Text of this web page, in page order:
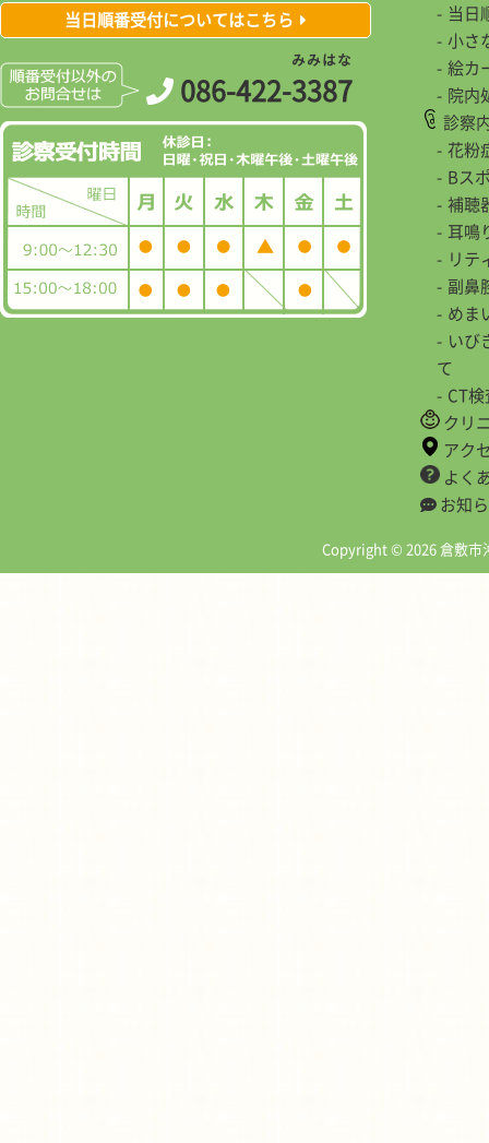
当日順番受付についてはこちら
086-422-3
み
3
み
8
は
7
な
当日
小さ
絵カ
院内
診察
花粉
Bス
補聴
耳鳴
リテ
副鼻
めま
いび
て
CT
クリ
アク
よく
お知
Copyright © 2026 倉敷市